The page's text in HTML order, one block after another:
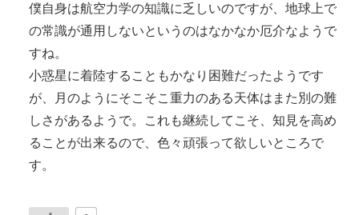
僕自身は航空力学の知識に乏しいのですが、地球上で
の常識が通用しないというのはなかなか厄介なようで
すね。
小惑星に着陸することもかなり困難だったようです
が、月のようにそこそこ重力のある天体はまた別の難
しさがあるようで。これも継続してこそ、知見を高め
ることが出来るので、色々頑張って欲しいところで
す。